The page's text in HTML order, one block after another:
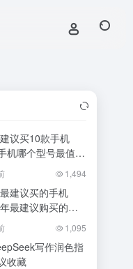
议买10款手机
机哪个型号最值得
五款高性价比
）红米手机哪个型
入手？2024五款
机型推荐
1,494
建议买的手机
年最建议购买的三
机推荐）2024年
买的三款旗舰手机
1,095
写作润色指
收藏